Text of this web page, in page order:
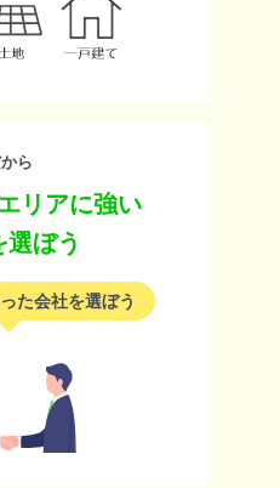
ら
リアに強い
選ぼう
た会社を選ぼう